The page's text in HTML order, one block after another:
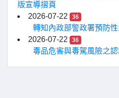
版宣導摺頁
2026-07-22
36
轉知內政部警政署預防
2026-07-22
36
毒品危害與毒駕風險之